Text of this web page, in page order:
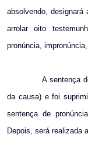
absolvendo,
arrolar oito
pronúncia,
A sentença
da causa) e foi
sentença de
Depois, será realizada